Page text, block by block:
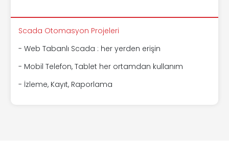
Scada Otomasyon Projeleri
- Web Tabanlı Scada : her yerden erişin
- Mobil Telefon, Tablet her ortamdan kullanım
- İzleme, Kayıt, Raporlama